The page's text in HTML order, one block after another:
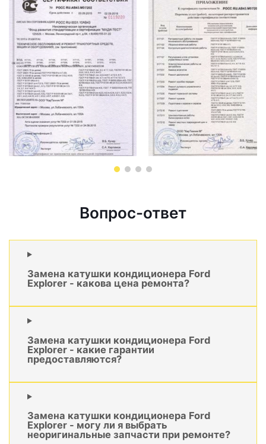
Вопрос-ответ
Замена катушки кондиционера Ford
Explorer - какова цена ремонта?
Замена катушки кондиционера Ford
Explorer - какие гарантии
предоставляются?
Замена катушки кондиционера Ford
Explorer - могу ли я выбрать
неоригинальные запчасти при ремонте?